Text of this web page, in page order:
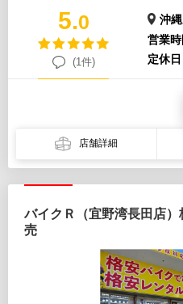
5.0
(1件)
沖
営業時
定休日
店舗詳細
バイクＲ（宜野湾長田店）
売